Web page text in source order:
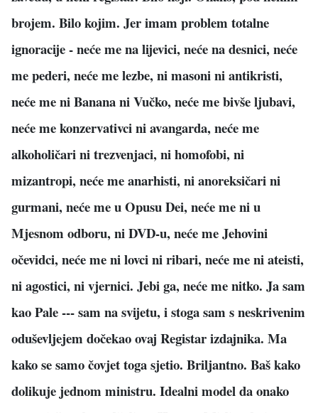
brojem. Bilo kojim. Jer imam problem totalne
ignoracije - neće me na lijevici, neće na desnici, neće
me pederi, neće me lezbe, ni masoni ni antikristi,
neće me ni Banana ni Vučko, neće me bivše ljubavi,
neće me konzervativci ni avangarda, neće me
alkoholičari ni trezvenjaci, ni homofobi, ni
mizantropi, neće me anarhisti, ni anoreksičari ni
gurmani, neće me u Opusu Dei, neće me ni u
Mjesnom odboru, ni DVD-u, neće me Jehovini
očevidci, neće me ni lovci ni ribari, neće me ni ateisti,
ni agostici, ni vjernici. Jebi ga, neće me nitko. Ja sam
kao Pale --- sam na svijetu, i stoga sam s neskrivenim
oduševljejem dočekao ovaj Registar izdajnika. Ma
kako se samo čovjet toga sjetio. Briljantno. Baš kako
dolikuje jednom ministru. Idealni model da onako